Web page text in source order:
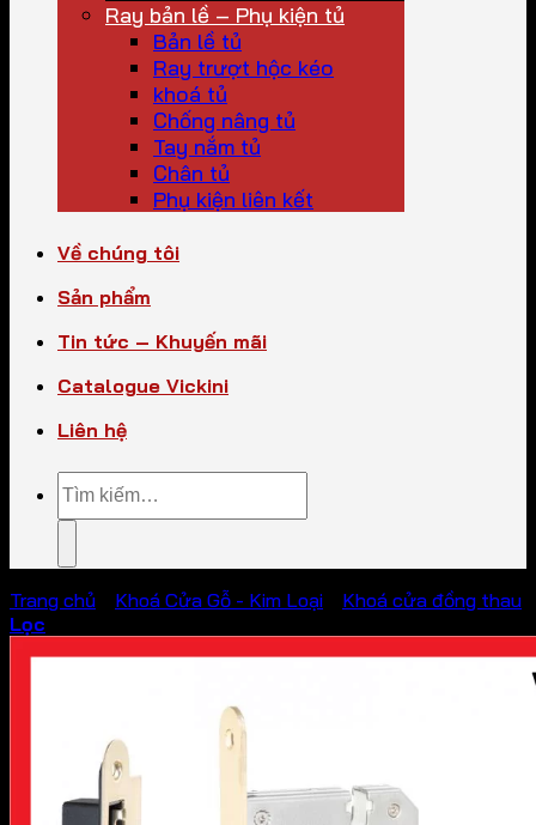
Ray bản lề – Phụ kiện tủ
Bản lề tủ
Ray trượt hộc kéo
khoá tủ
Chống nâng tủ
Tay nắm tủ
Chân tủ
Phụ kiện liên kết
Về chúng tôi
Sản phẩm
Tin tức – Khuyến mãi
Catalogue Vickini
Liên hệ
Tìm
kiếm:
Trang chủ Khoá Cửa Gỗ - Kim Loại
Khoá cửa đồng thau
Lọc